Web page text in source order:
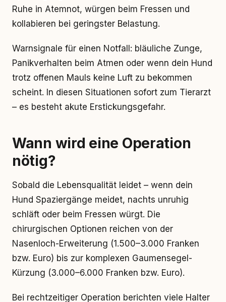
Ruhe in Atemnot, würgen beim Fressen und
kollabieren bei geringster Belastung.
Warnsignale für einen Notfall: bläuliche Zunge,
Panikverhalten beim Atmen oder wenn dein Hund
trotz offenen Mauls keine Luft zu bekommen
scheint. In diesen Situationen sofort zum Tierarzt
– es besteht akute Erstickungsgefahr.
Wann wird eine Operation
nötig?
Sobald die Lebensqualität leidet – wenn dein
Hund Spaziergänge meidet, nachts unruhig
schläft oder beim Fressen würgt. Die
chirurgischen Optionen reichen von der
Nasenloch-Erweiterung (1.500–3.000 Franken
bzw. Euro) bis zur komplexen Gaumensegel-
Kürzung (3.000–6.000 Franken bzw. Euro).
Bei rechtzeitiger Operation berichten viele Halter